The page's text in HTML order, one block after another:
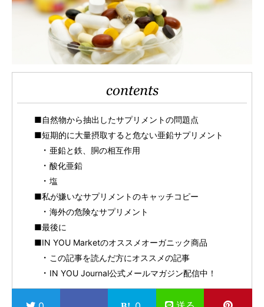
contents
■自然物から抽出したサプリメントの問題点
■短期的に大量摂取すると危ない亜鉛サプリメント
亜鉛と鉄、胴の相互作用
酸化亜鉛
塩
■私が嫌いなサプリメントのキャッチコピー
海外の危険なサプリメント
■最後に
■IN YOU Marketのオススメオーガニック商品
この記事を読んだ方にオススメの記事
IN YOU Journal公式メールマガジン配信中！